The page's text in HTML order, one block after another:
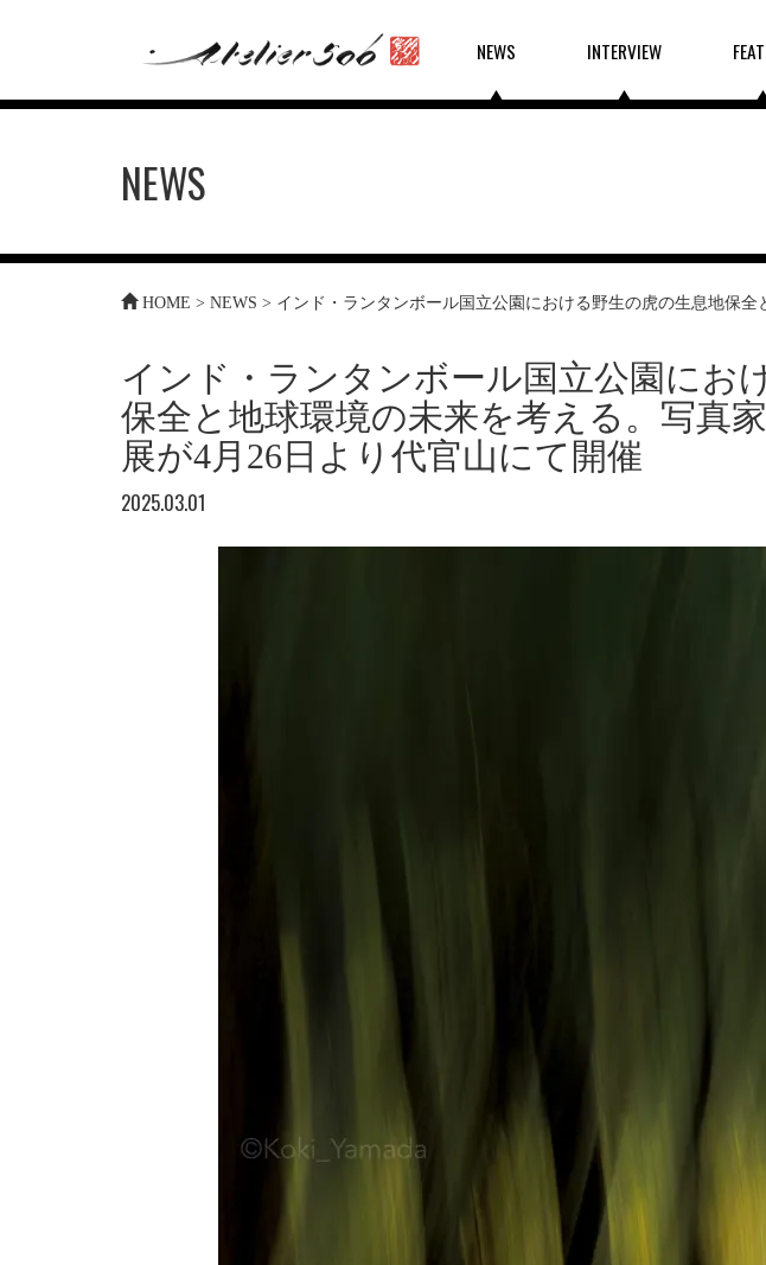
NEWS INTERVIEW
NEWS
HOME > NEWS > インド・ランタンボール国立公園における野生の虎の生息地保
インド・ランタンボール国立公園にお
保全と地球環境の未来を考える。写真
展が4月26日より代官山にて開催
2025.03.01